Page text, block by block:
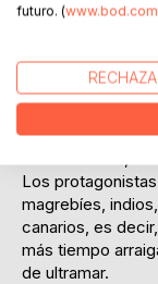
entre África,
humanos de
Un crisol en el
una con sus
crisol que
Los
magrebíes,
canarios, es
más tiempo
de ultramar.
futuro. (